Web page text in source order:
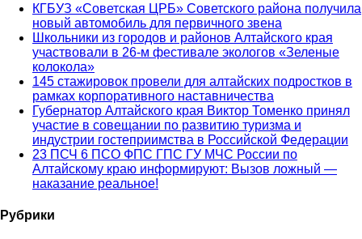
КГБУЗ «Советская ЦРБ» Советского района получила
новый автомобиль для первичного звена
Школьники из городов и районов Алтайского края
участвовали в 26-м фестивале экологов «Зеленые
колокола»
145 стажировок провели для алтайских подростков в
рамках корпоративного наставничества
Губернатор Алтайского края Виктор Томенко принял
участие в совещании по развитию туризма и
индустрии гостеприимства в Российской Федерации
23 ПСЧ 6 ПСО ФПС ГПС ГУ МЧС России по
Алтайскому краю информируют: Вызов ложный —
наказание реальное!
Рубрики